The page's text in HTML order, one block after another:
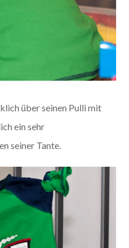
über seinen Pulli mit
ein sehr
seiner Tante.